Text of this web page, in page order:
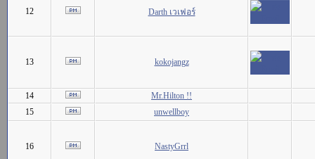
12 Darth เวเฟอร์
13 kokojangz
14
Mr.Hilton !!
15
unwellboy
16 NastyGrrl